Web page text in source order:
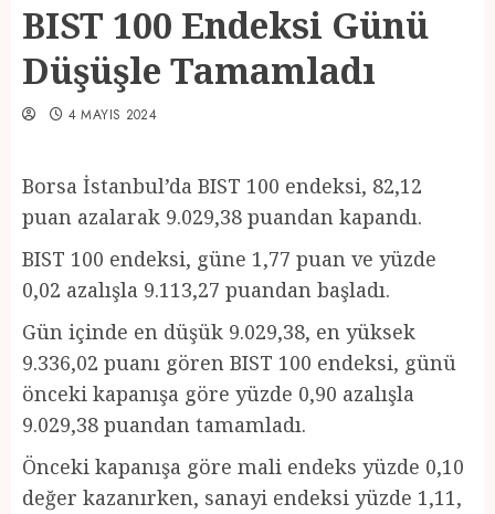
BIST 100 Endeksi Günü
Düşüşle Tamamladı
4 MAYIS 2024
Borsa İstanbul’da BIST 100 endeksi, 82,12
puan azalarak 9.029,38 puandan kapandı.
BIST 100 endeksi, güne 1,77 puan ve yüzde
0,02 azalışla 9.113,27 puandan başladı.
Gün içinde en düşük 9.029,38, en yüksek
9.336,02 puanı gören BIST 100 endeksi, günü
önceki kapanışa göre yüzde 0,90 azalışla
9.029,38 puandan tamamladı.
Önceki kapanışa göre mali endeks yüzde 0,10
değer kazanırken, sanayi endeksi yüzde 1,11,